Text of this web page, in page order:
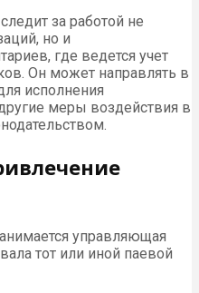
за работой не
но и
где ведется учет
Он может направлять в
исполнения
меры воздействия в
управляющая
тот или иной паевой